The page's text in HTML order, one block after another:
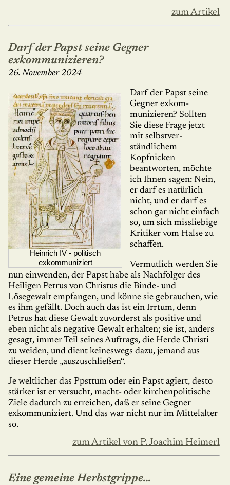
zum Artikel
Darf der Papst seine Gegner
exkommunizieren?
26. November 2024
Heinrich IV - politisch
exkommuniziert
Darf der Papst seine
Gegner exkom­
munizie­ren? Sollten
Sie diese Frage jetzt
mit selbstver­
ständlichem
Kopfnicken
beantworten, möchte
ich Ihnen sagen: Nein,
er darf es natürlich
nicht, und er darf es
schon gar nicht einfach
so, um sich missliebige
Kritiker vom Halse zu
schaffen.
Vermutlich werden Sie
nun einwen­den, der Papst habe als Nachfolger des
Heili­gen Petrus von Christus die Binde- und
Lösegewalt emp­fangen, und könne sie gebrauchen, wie
es ihm gefällt. Doch auch das ist ein Irrtum, denn
Petrus hat diese Gewalt zu­vor­derst als positive und
eben nicht als negative Gewalt erhalten; sie ist, anders
gesagt, immer Teil seines Auftrags, die Herde Christi
zu weiden, und dient keineswegs dazu, jemand aus
dieser Herde „auszuschließen“.
Je weltlicher das Ppsttum oder ein Papst agiert, desto
stärker ist er versucht, macht- oder kirchenpolitische
Ziele dadurch zu erreichen, daß er seine Gegner
exkommuniziert. Und das war nicht nur im Mittelalter
so.
zum Artikel von P. Joachim Heimerl
Eine gemeine Herbstgrippe...